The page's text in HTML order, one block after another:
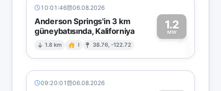
10:01:46 06.08.2026
Anderson Springs'in 3 km
güneybatısında, Kaliforniya
1.8 km I 38.76, -122.72
1.2
MW1
09:20:01 06.08.2026